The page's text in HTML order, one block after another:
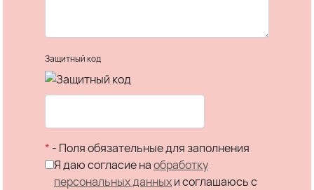
Защитный код
* - Поля обязательные для заполнения
Я даю согласие наобработку
персональных данныхи соглашаюсь c